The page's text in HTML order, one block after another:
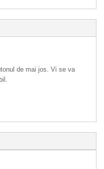
de mai jos. Vi se va